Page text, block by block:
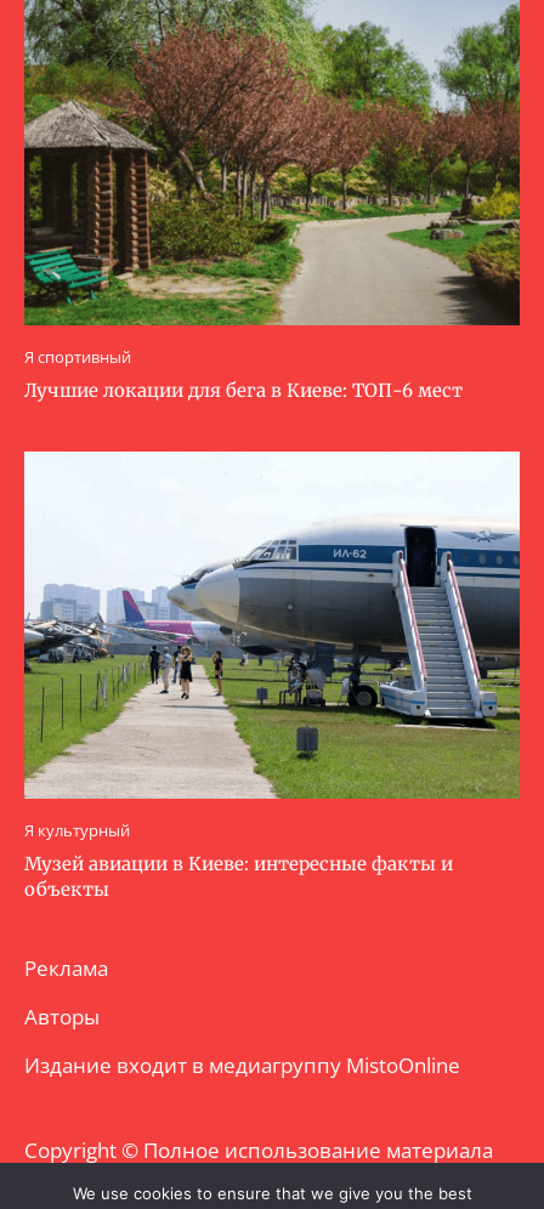
Я спортивный
Лучшие локации для бега в Киеве: ТОП-6 мест
Я культурный
Музей авиации в Киеве: интересные факты и
объекты
Реклама
Авторы
Издание входит в медиагруппу MistoOnline
Copyright © Полное использование материала
запрещено. Частично разрешено с
We use cookies to ensure that we give you the best